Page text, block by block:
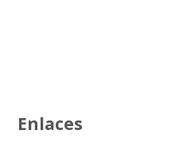
Enlaces